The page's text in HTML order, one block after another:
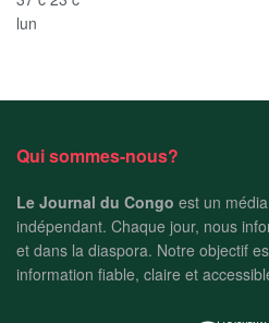
lun
Qui sommes-nous?
Le Journal du Congo est un
indépendant. Chaque jour, nous
et dans la diaspora. Notre objectif
information fiable, claire et